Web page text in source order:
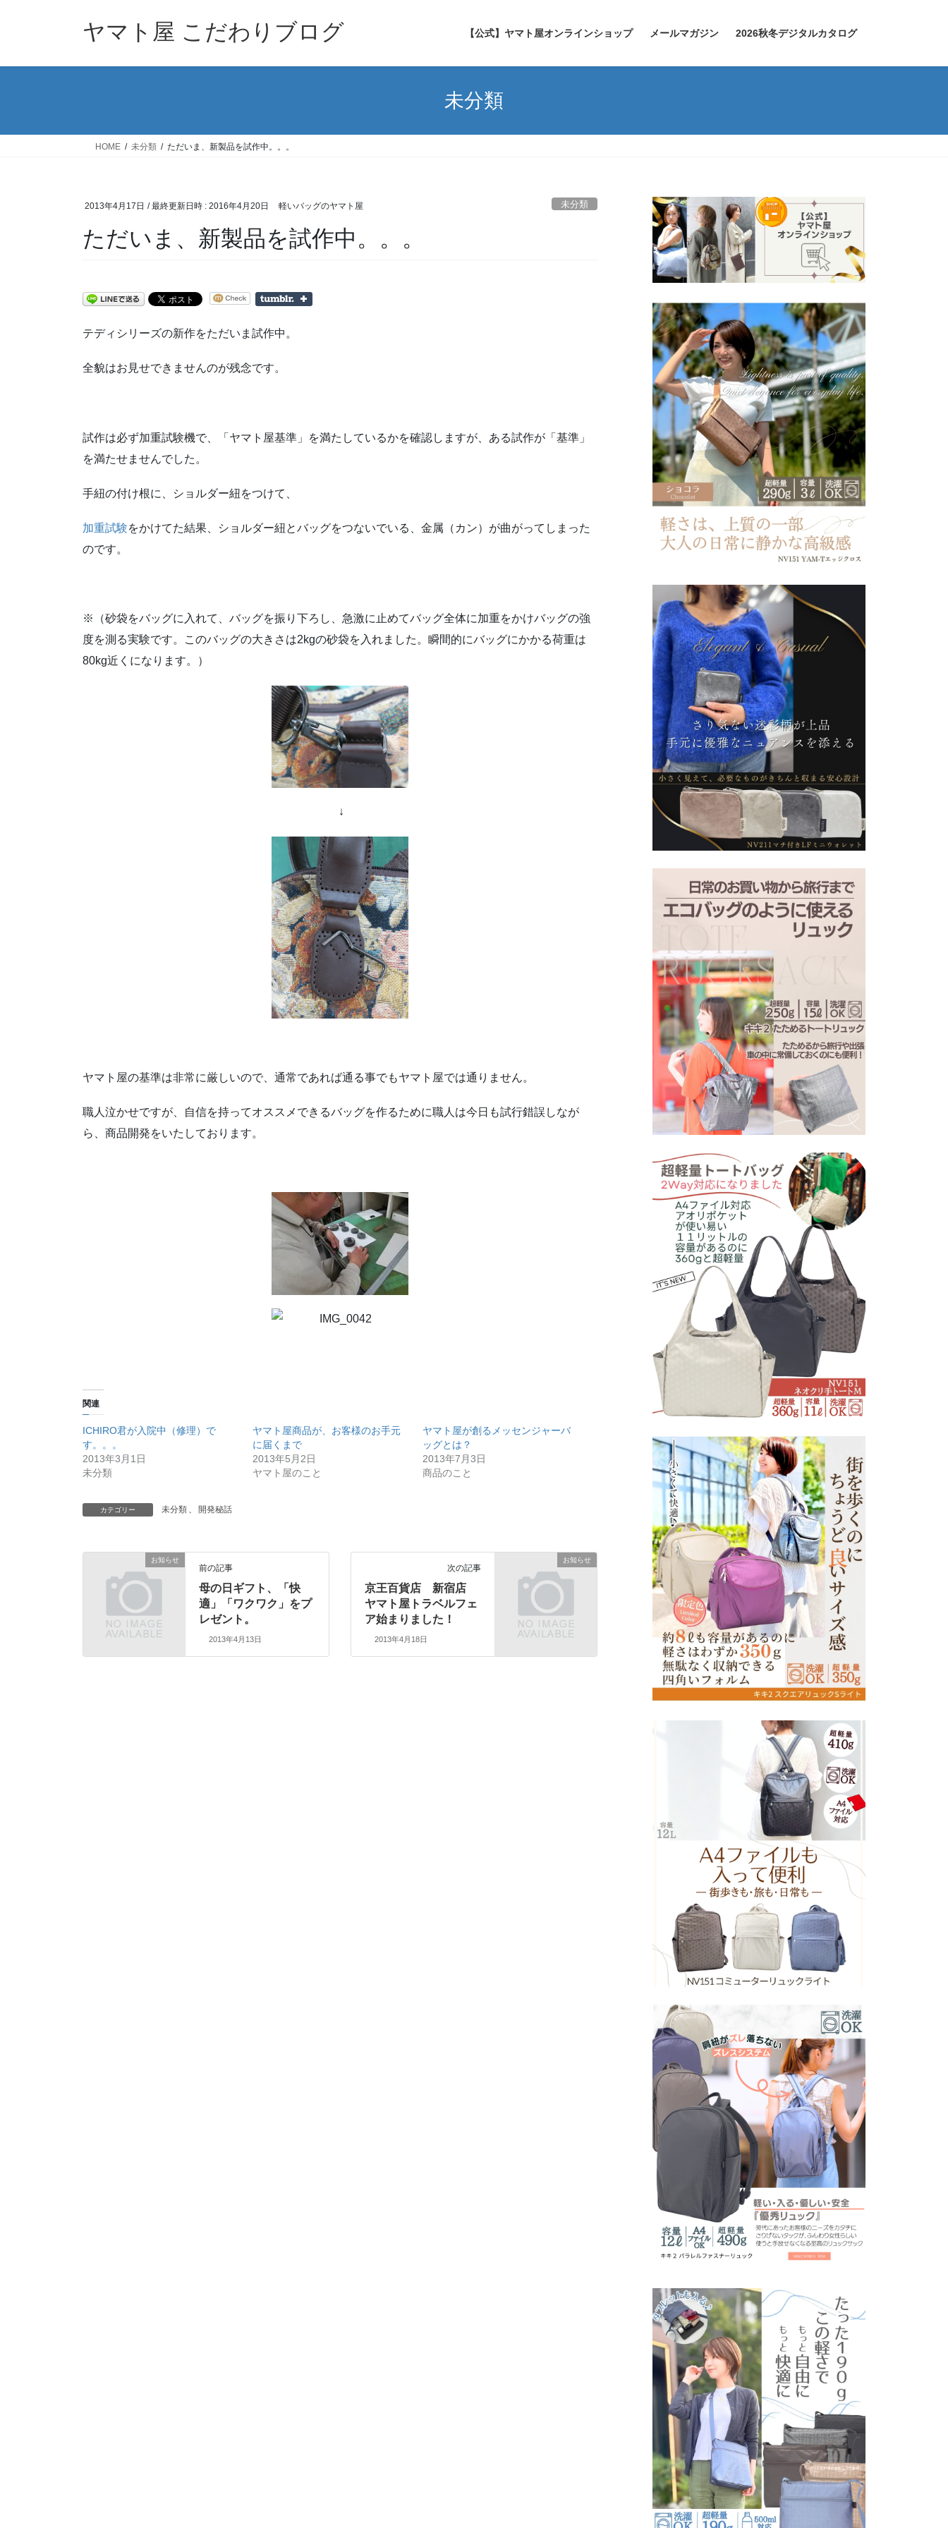
ヤマト屋 こだわりブログ 【公式】ヤマト屋オンラインショップ メールマガジン 2026秋冬デジタルカタログ
未分類
HOME 未分類 ただいま、新製品を試作中。。。
2013年4月17日 / 最終更新日時 : 2016年4月20日 軽いバッグのヤマト屋 未分類
ただいま、新製品を試作中。。。
テディシリーズの新作をただいま試作中。
全貌はお見せできませんのが残念です。
試作は必ず加重試験機で、「ヤマト屋基準」を満たしているかを確認しますが、ある試作が「基準」
を満たせませんでした。
手紐の付け根に、ショルダー紐をつけて、
加重試験をかけてた結果、ショルダー紐とバッグをつないでいる、金属（カン）が曲がってしまった
のです。
※（砂袋をバッグに入れて、バッグを振り下ろし、急激に止めてバッグ全体に加重をかけバッグの強
度を測る実験です。このバッグの大きさは2kgの砂袋を入れました。瞬間的にバッグにかかる荷重は
80kg近くになります。）
↓
ヤマト屋の基準は非常に厳しいので、通常であれば通る事でもヤマト屋では通りません。
職人泣かせですが、自信を持ってオススメできるバッグを作るために職人は今日も試行錯誤しなが
ら、商品開発をいたしております。
関連
ICHIRO君が入院中（修理）で
す。。。
2013年3月1日
未分類
ヤマト屋商品が、お客様のお手元
に届くまで
2013年5月2日
ヤマト屋のこと
ヤマト屋が創るメッセンジャーバ
ッグとは？
2013年7月3日
商品のこと
カテゴリー 未分類 開発秘話
お知らせ
前の記事
母の日ギフト、「快
適」「ワクワク」をプ
レゼント。
2013年4月13日
お知らせ
次の記事
京王百貨店 新宿店
ヤマト屋トラベルフェ
ア始まりました！
2013年4月18日